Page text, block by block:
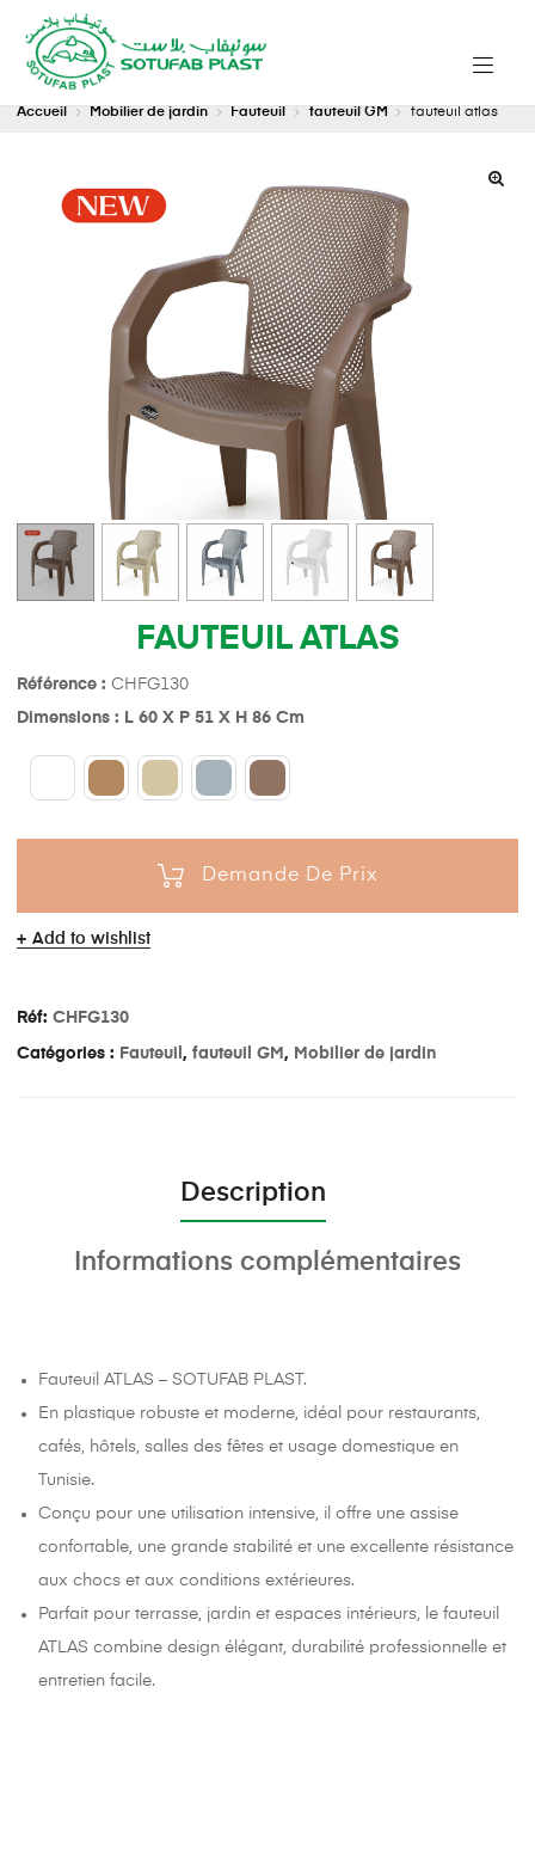
Accueil Mobilier de jardin Fauteuil fauteuil GM fauteuil atlas
FAUTEUIL ATLAS
Référence : CHFG130
Dimensions : L 60 X P 51 X H 86 Cm
Demande De Prix
Add to wishlist
Réf: CHFG130
Catégories : Fauteuil , fauteuil GM , Mobilier de jardin
Description
Informations complémentaires
Fauteuil ATLAS – SOTUFAB PLAST.
En plastique robuste et moderne, idéal pour restaurants,
cafés, hôtels, salles des fêtes et usage domestique en
Tunisie.
Conçu pour une utilisation intensive, il offre une assise
confortable, une grande stabilité et une excellente résistance
aux chocs et aux conditions extérieures.
Parfait pour terrasse, jardin et espaces intérieurs, le fauteuil
ATLAS combine design élégant, durabilité professionnelle et
entretien facile.